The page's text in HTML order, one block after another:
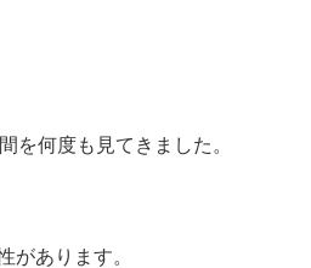
を何度も見てきました。
があります。